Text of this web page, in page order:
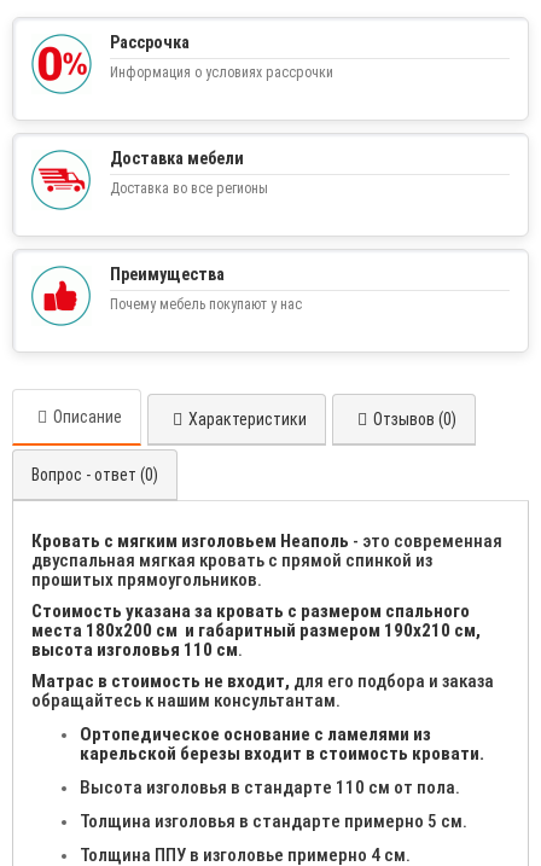
Рассрочка
Информация о условиях рассрочки
Доставка мебели
Доставка во все регионы
Преимущества
Почему мебель покупают у нас
Описание Характеристики Отзывов (0)
Вопрос - ответ (0)
Кровать с мягким изголовьем Неаполь - это современная
двуспальная мягкая кровать с прямой спинкой из
прошитых прямоугольников.
Стоимость указана за кровать с размером спального
места 180х200 см и габаритный размером 190х210 см,
высота изголовья 110 см.
Матрас в стоимость не входит, для его подбора и заказа
обращайтесь к нашим консультантам.
Ортопедическое основание с ламелями из
карельской березы входит в стоимость кровати.
Высота изголовья в стандарте 110 см от пола.
Толщина изголовья в стандарте примерно 5 см.
Толщина ППУ в изголовье примерно 4 см.